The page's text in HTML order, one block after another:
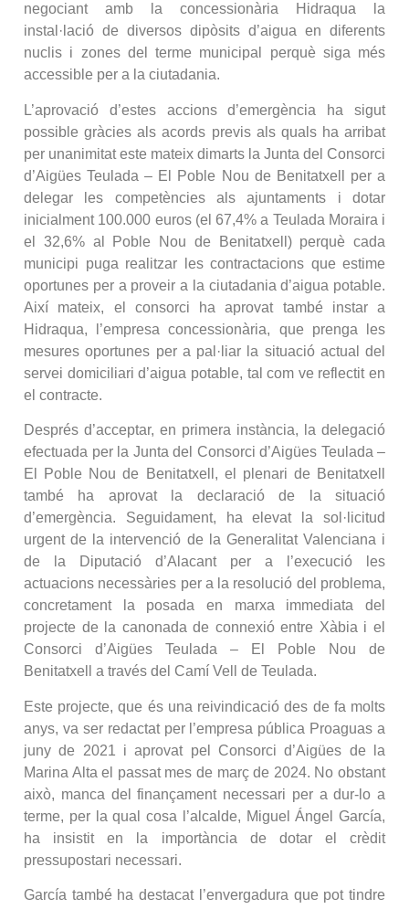
negociant amb la concessionària Hidraqua la
instal·lació de diversos dipòsits d’aigua en diferents
nuclis i zones del terme municipal perquè siga més
accessible per a la ciutadania.
L’aprovació d’estes accions d’emergència ha sigut
possible gràcies als acords previs als quals ha arribat
per unanimitat este mateix dimarts la Junta del Consorci
d’Aigües Teulada – El Poble Nou de Benitatxell per a
delegar les competències als ajuntaments i dotar
inicialment 100.000 euros (el 67,4% a Teulada Moraira i
el 32,6% al Poble Nou de Benitatxell) perquè cada
municipi puga realitzar les contractacions que estime
oportunes per a proveir a la ciutadania d’aigua potable.
Així mateix, el consorci ha aprovat també instar a
Hidraqua, l’empresa concessionària, que prenga les
mesures oportunes per a pal·liar la situació actual del
servei domiciliari d’aigua potable, tal com ve reflectit en
el contracte.
Després d’acceptar, en primera instància, la delegació
efectuada per la Junta del Consorci d’Aigües Teulada –
El Poble Nou de Benitatxell, el plenari de Benitatxell
també ha aprovat la declaració de la situació
d’emergència. Seguidament, ha elevat la sol·licitud
urgent de la intervenció de la Generalitat Valenciana i
de la Diputació d’Alacant per a l’execució les
actuacions necessàries per a la resolució del problema,
concretament la posada en marxa immediata del
projecte de la canonada de connexió entre Xàbia i el
Consorci d’Aigües Teulada – El Poble Nou de
Benitatxell a través del Camí Vell de Teulada.
Este projecte, que és una reivindicació des de fa molts
anys, va ser redactat per l’empresa pública Proaguas a
juny de 2021 i aprovat pel Consorci d’Aigües de la
Marina Alta el passat mes de març de 2024. No obstant
això, manca del finançament necessari per a dur-lo a
terme, per la qual cosa l’alcalde, Miguel Ángel García,
ha insistit en la importància de dotar el crèdit
pressupostari necessari.
García també ha destacat l’envergadura que pot tindre